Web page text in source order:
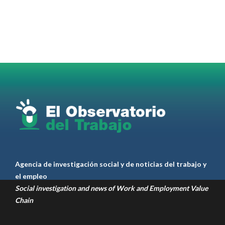
RT@casdcamioneros
1 1 Twitter
Agencia de investigación social y de noticias del trabajo y
el empleo
Social investigation and news of Work and Employment Value
Chain